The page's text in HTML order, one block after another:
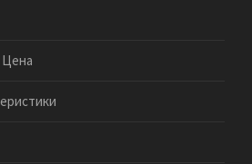
Цена